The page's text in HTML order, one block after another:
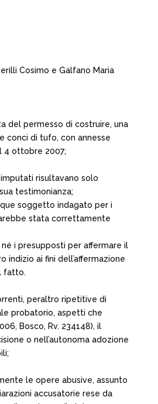
Cosimo e Galfano Maria
del permesso di costruire, una
conci di tufo, con annesse
4 ottobre 2007;
risultavano solo
testimonianza;
soggetto indagato per i
stata correttamente
i presupposti per affermare il
ai fini dell’affermazione
fatto.
peraltro ripetitive di
probatorio, aspetti che
Bosco, Rv. 234148), il
o nell’autonoma adozione
le opere abusive, assunto
accusatorie rese da